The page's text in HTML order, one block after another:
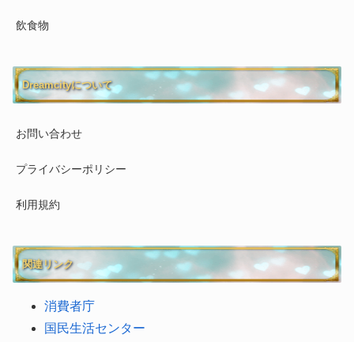
飲食物
Dreamcityについて
お問い合わせ
プライバシーポリシー
利用規約
関連リンク
消費者庁
国民生活センター